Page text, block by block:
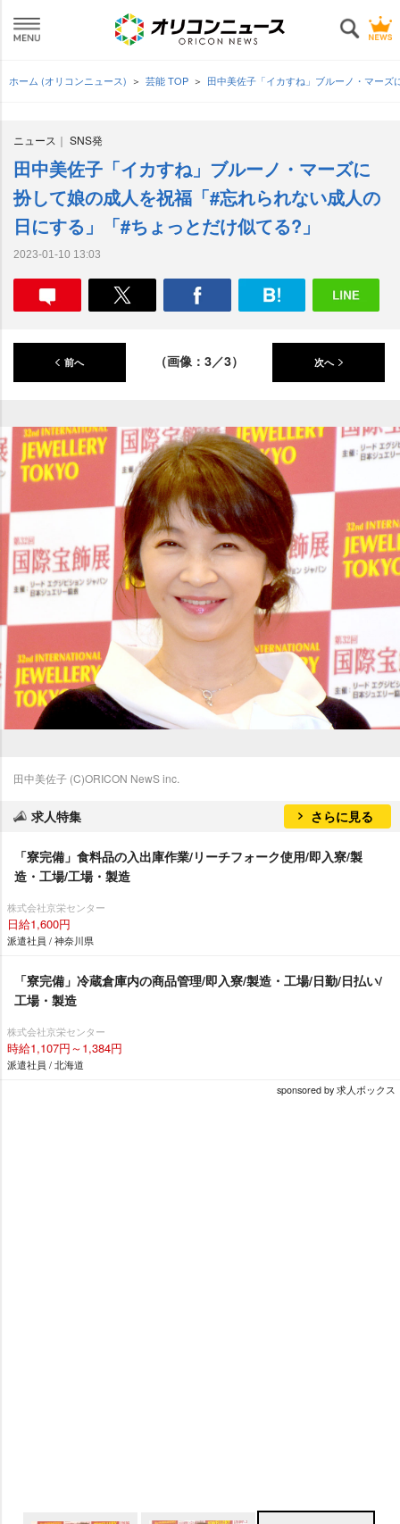
ホーム (オリコンニュース) 芸能 TOP 田中美佐子「イカすね」ブルーノ・マー
ニュース SNS発
田中美佐子「イカすね」ブルーノ・マーズに
扮して娘の成人を祝福「#忘れられない成人の
日にする」「#ちょっとだけ似てる?」
2023-01-10 13:03
前へ （画像：3／3） 次へ
田中美佐子 (C)ORICON NewS inc.
求人特集 さらに見る
「寮完備」食料品の入出庫作業/リーチフォーク使用/即入寮/製
造・工場/工場・製造
株式会社京栄センター
日給1,600円
派遣社員 / 神奈川県
「寮完備」冷蔵倉庫内の商品管理/即入寮/製造・工場/日勤/日払い/
工場・製造
株式会社京栄センター
時給1,107円～1,384円
派遣社員 / 北海道
sponsored by 求人ボックス